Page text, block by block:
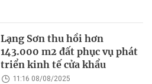
Lạng Sơn thu hồi hơn
143.000 m2 đất phục vụ phát
triển kinh tế cửa khẩu
11:16 08/08/2025